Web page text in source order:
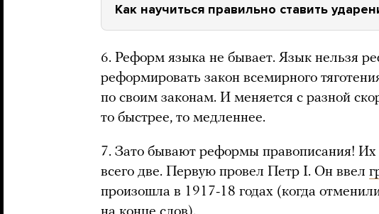
Как научиться правильно ставить
6. Реформ языка не бывает. Язык нельзя
реформировать закон всемирного
по своим законам. И меняется с разной
то быстрее, то медленнее.
7. Зато бывают реформы правописания!
всего две. Первую провел Петр I. Он ввел
произошла в 1917-18 годах (когда